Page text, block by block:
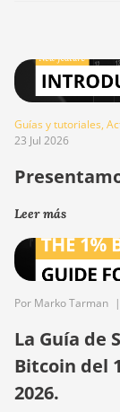
Guías y tutoriales,
23 Jul 2026
Leer más
Por Marko Tarman |
La Guía de
Bitcoin del
2026.